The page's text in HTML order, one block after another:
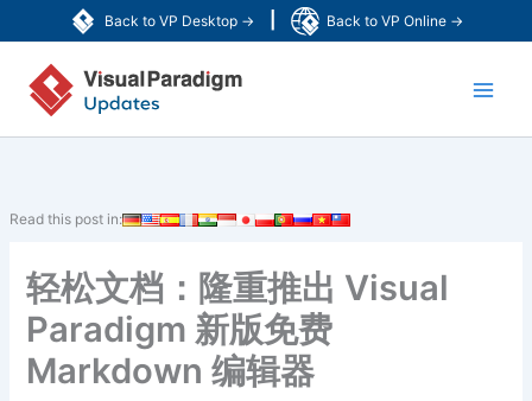
Back to VP Desktop → Back to VP Online →
至
Read this post in:
轻松文档：隆重推出 Visual
Paradigm 新版免费
Markdown 编辑器